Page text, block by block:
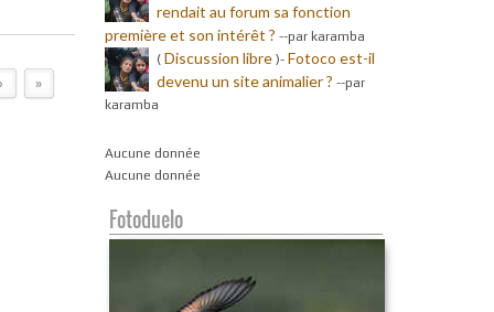
› »
rendait au forum sa fonction
première et son intérêt ? --par karamba
( Discussion libre)- Fotoco est-il
devenu un site animalier ? --par
karamba
Aucune donnée
Aucune donnée
Fotoduelo